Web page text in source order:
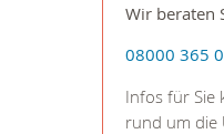
Wir beraten
08000 365
Infos für Sie
rund um die